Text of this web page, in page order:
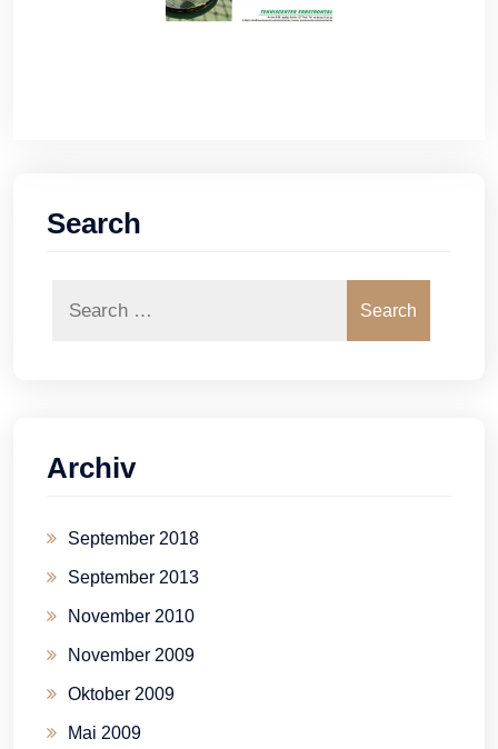
Search
Search
Archiv
September 2018
September 2013
November 2010
November 2009
Oktober 2009
Mai 2009